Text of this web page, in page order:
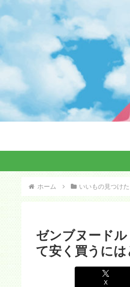
ホーム いいもの見つけた
ゼンブヌード
て安く買うには
X